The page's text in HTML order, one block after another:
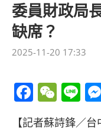
委員財政局
缺席？
2025-11-20 17:33
【記者蘇詩鋒／